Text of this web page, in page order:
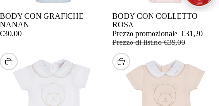
GONNE
INTIMO
LEGGINS
LINEA
BODY CON GRAFICHE
NANAN
€30,00
IN OFFERTA
BODY CON COLLETTO
ROSA
Prezzo promozionale €31,20
Prezzo di listino€39,00
SCEGLI SCEGLI